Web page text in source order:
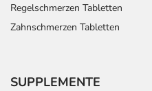
Regelschmerzen Tabletten
Zahnschmerzen Tabletten
SUPPLEMENTE